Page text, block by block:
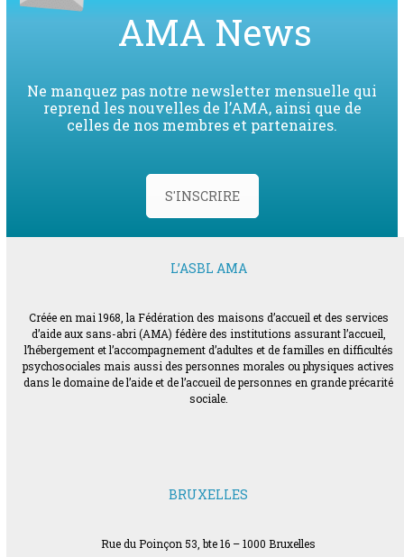
AMA News
Ne manquez pas notre newsletter mensuelle qui
reprend les nouvelles de l’AMA, ainsi que de
celles de nos membres et partenaires.
S'INSCRIRE
L’ASBL AMA
Créée en mai 1968, la Fédération des maisons d’accueil et des services
d’aide aux sans-abri (AMA) fédère des institutions assurant l’accueil,
l’hébergement et l’accompagnement d’adultes et de familles en difficultés
psychosociales mais aussi des personnes morales ou physiques actives
dans le domaine de l’aide et de l’accueil de personnes en grande précarité
sociale.
BRUXELLES
Rue du Poinçon 53, bte 16 – 1000 Bruxelles